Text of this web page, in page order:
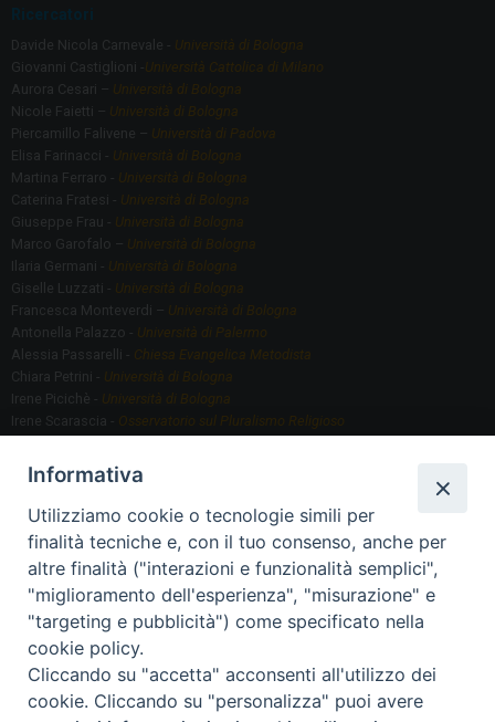
A
e
A
r
i
c
a
d
e
Davide Nicola Carnevale - Università di Bologna
Giovanni Castiglioni -Università Cattolica di Milano
Aurora Cesari – Università di Bologna
Nicole Faietti – Università di Bologna
Piercamillo Falivene – Università di Padova
Elisa Farinacci - Università di Bologna
Martina Ferraro - Università di Bologna
Caterina Fratesi - Università di Bologna
Giuseppe Frau - Università di Bologna
Marco Garofalo – Università di Bologna
Ilaria Germani - Università di Bologna
Giselle Luzzati - Università di Bologna
Francesca Monteverdi – Università di Bologna
Antonella Palazzo - Università di Palermo
Alessia Passarelli - Chiesa Evangelica Metodista
Chiara Petrini - Università di Bologna
Irene Picichè - Università di Bologna
Irene Scarascia - Osservatorio sul Pluralismo Religioso
Segreteria scientifica
Annamaria Fantauzzi -Università di Torino
Segreteria Organizzativa
Paola Morselli -Segreteria GRIS
Elisa Scarlatti ​​-Biblioteca, Siti, Social media GRIS
Informativa
Utilizziamo cookie o tecnologie simili per
finalità tecniche e, con il tuo consenso, anche per
altre finalità ("interazioni e funzionalità semplici",
"miglioramento dell'esperienza", "misurazione" e
"targeting e pubblicità") come specificato nella
cookie policy.
Cliccando su "accetta" acconsenti all'utilizzo dei
cookie. Cliccando su "personalizza" puoi avere